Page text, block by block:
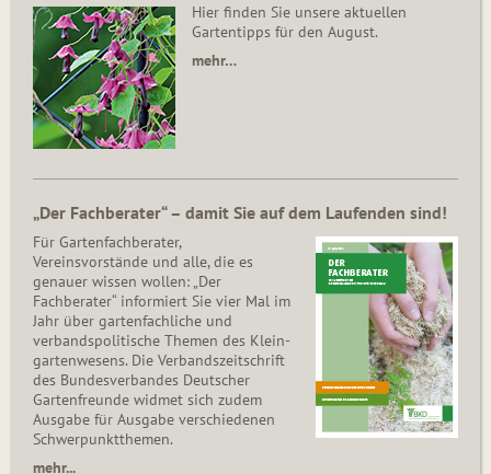
Hier finden Sie unsere aktuellen
Gartentipps für den August.
mehr…
„Der Fachberater“ – damit Sie auf dem Laufenden sind!
Für Gartenfachberater,
Vereinsvorstände und alle, die es
genauer wissen wollen: „Der
Fachberater“ informiert Sie vier Mal im
Jahr über gartenfachliche und
verbandspolitische Themen des Klein­
gar­ten­wesens. Die Ver­bands­zeit­schrift
des Bun­des­ver­ban­des Deutscher
Gartenfreunde widmet sich zudem
Ausgabe für Ausgabe verschiedenen
Schwer­punkt­the­men.
mehr...